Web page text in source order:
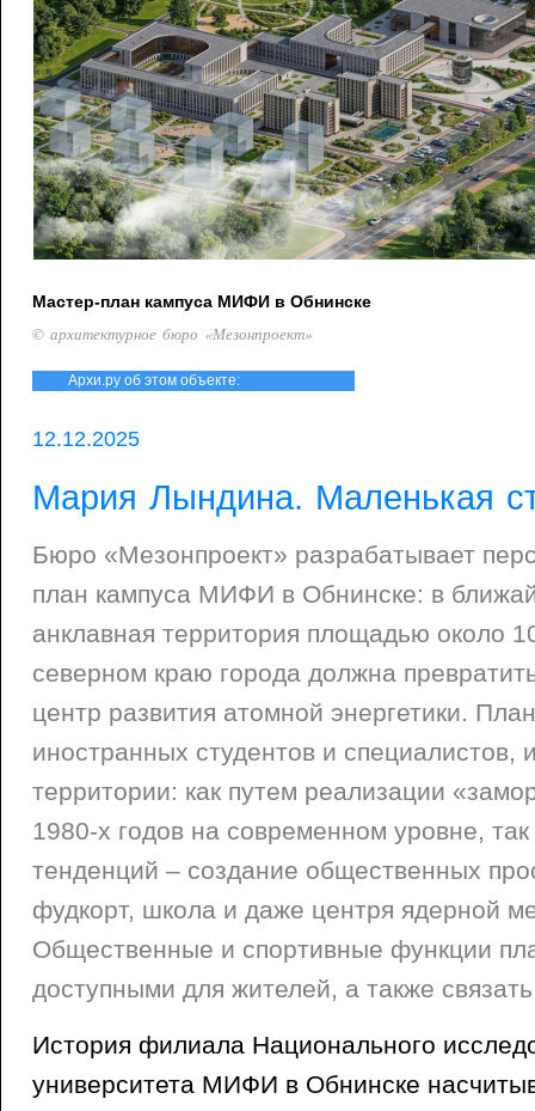
Мастер-план кампуса МИФИ в Обнинске
© архитектурное бюро «Мезонпроект»
Архи.ру об этом объекте:
12.12.2025
Мария Лындина. Маленькая
Бюро «Мезонпроект» разрабатывает
план кампуса МИФИ в Обнинске: в
анклавная территория площадью около
северном краю города должна
центр развития атомной энергетики.
иностранных студентов и специалистов,
территории: как путем реализации
1980-х годов на современном уровне,
тенденций – создание общественных
фудкорт, школа и даже центря ядерной
Общественные и спортивные функции
доступными для жителей, а также
История филиала Национального
университета МИФИ в Обнинске